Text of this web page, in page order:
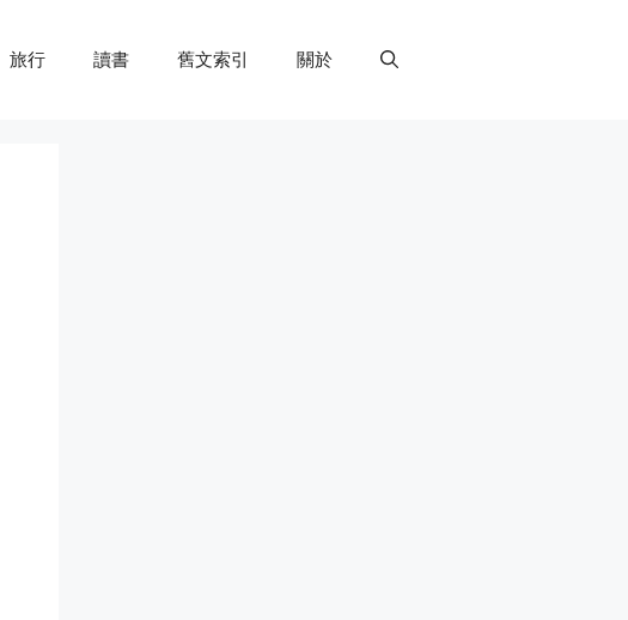
旅行 讀書 舊文索引 關於